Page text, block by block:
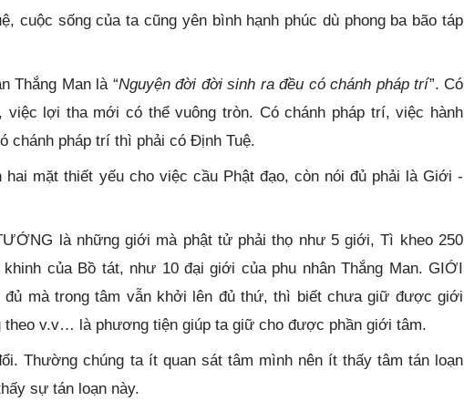
sống của ta cũng yên bình hạnh phúc dù phong ba bão táp
Thắng Man là “Nguyện đời đời sinh ra đều có chánh pháp trí”. Có
lợi tha mới có thể vuông tròn. Có chánh pháp trí, việc hành
chánh pháp trí thì phải có Định Tuệ.
mặt thiết yếu cho việc cầu Phật đạo, còn nói đủ phải là Giới -
là những giới mà phật tử phải thọ như 5 giới, Tì kheo 250
của Bồ tát, như 10 đại giới của phu nhân Thắng Man. GIỚI
mà trong tâm vẫn khởi lên đủ thứ, thì biết chưa giữ được giới
v.v… là phương tiện giúp ta giữ cho được phần giới tâm.
Thường chúng ta ít quan sát tâm mình nên ít thấy tâm tán loạn
sự tán loạn này.